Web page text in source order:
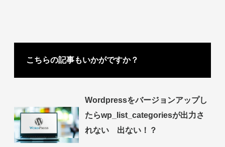
こちらの記事もいかがですか？
Wordpressをバージョンアップし
たらwp_list_categoriesが出力さ
れない 出ない！？